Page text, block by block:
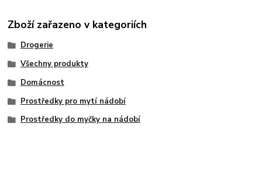
Zboží zařazeno v kategoriích
Drogerie
Všechny produkty
Domácnost
Prostředky pro mytí nádobí
Prostředky do myčky na nádobí